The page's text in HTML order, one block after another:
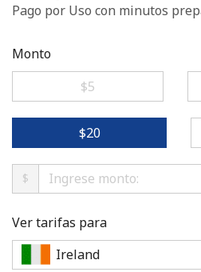
Pago por Uso con minutos
Monto
⁦$5⁩
⁦$20⁩
$
Ver tarifas para